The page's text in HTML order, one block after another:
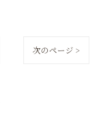
次のページ >